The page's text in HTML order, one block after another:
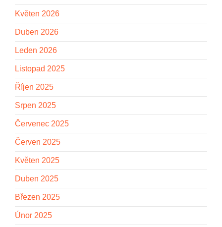
Květen 2026
Duben 2026
Leden 2026
Listopad 2025
Říjen 2025
Srpen 2025
Červenec 2025
Červen 2025
Květen 2025
Duben 2025
Březen 2025
Únor 2025